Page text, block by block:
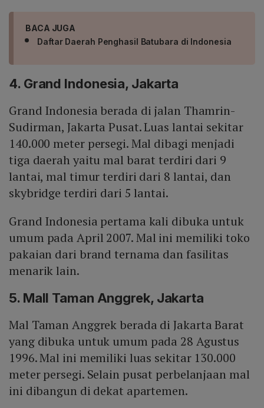
BACA JUGA
Daftar Daerah Penghasil Batubara di Indonesia
4. Grand Indonesia, Jakarta
Grand Indonesia berada di jalan Thamrin-
Sudirman, Jakarta Pusat. Luas lantai sekitar
140.000 meter persegi. Mal dibagi menjadi
tiga daerah yaitu mal barat terdiri dari 9
lantai, mal timur terdiri dari 8 lantai, dan
skybridge terdiri dari 5 lantai.
Grand Indonesia pertama kali dibuka untuk
umum pada April 2007. Mal ini memiliki toko
pakaian dari brand ternama dan fasilitas
menarik lain.
5. Mall Taman Anggrek, Jakarta
Mal Taman Anggrek berada di Jakarta Barat
yang dibuka untuk umum pada 28 Agustus
1996. Mal ini memiliki luas sekitar 130.000
meter persegi. Selain pusat perbelanjaan mal
ini dibangun di dekat apartemen.